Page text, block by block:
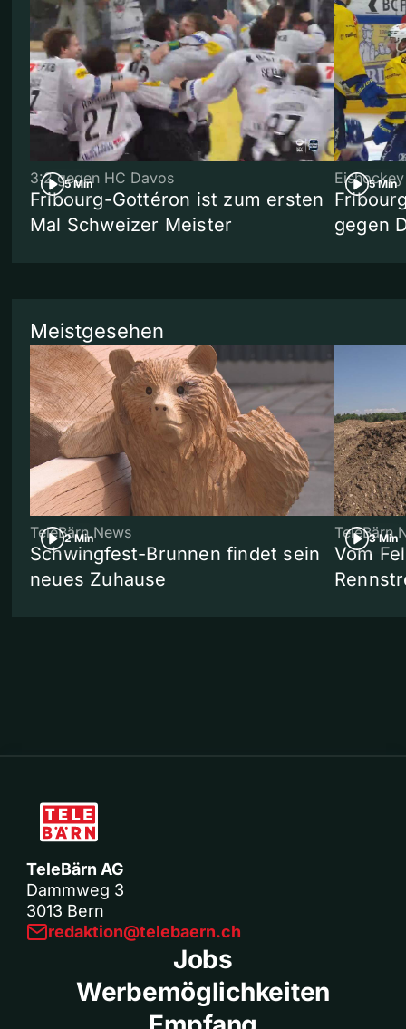
5 Min
3:2 gegen HC Davos
Fribourg-Gottéron ist zum ersten
Mal Schweizer Meister
5 Min
Eishockey
gegen
Meistgesehen
2 Min
TeleBärn News
Schwingfest-Brunnen findet sein
neues Zuhause
3 Min
TeleBärn
Vom
TeleBärn AG
Dammweg 3
3013 Bern
redaktion@telebaern.ch
Jobs
Werbemöglichkeiten